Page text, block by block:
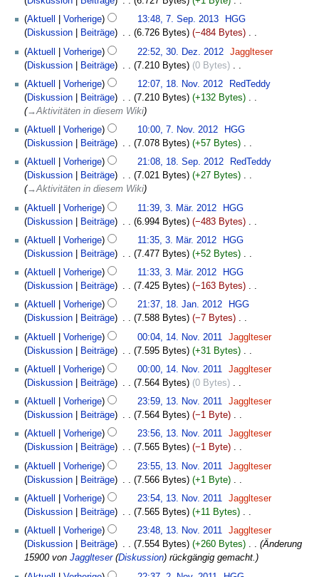
g
n
g
a
s
s
n
g
n
f
a
s
s
n
g
m
e
n
f
a
s
s
u
g
s
a
m
e
n
f
a
s
s
u
g
u
s
a
m
e
n
f
a
s
s
u
n
e
B
e
r
b
e
i
t
u
n
s
z
u
s
a
m
e
n
f
a
s
u
n
g
n
e
B
e
r
b
e
i
t
u
n
g
z
u
s
a
m
e
n
f
a
s
u
n
g
K
e
n
e
B
e
a
b
e
i
t
u
n
g
z
u
s
a
m
m
e
n
f
a
s
u
n
g
7.
September
Aktuell Vorherige 13:48, 7. Sep. 2013
HGG
Diskussion
Beiträge 6.726 Bytes −484 Bytes ‎
K
e
n
e
B
e
a
b
e
i
t
u
n
g
z
u
s
a
m
e
n
f
a
s
u
n
g
Dezember
2012
Aktuell Vorherige 22:52, 30. Dez. 2012
Jagglteser
Diskussion
Beiträge 7.210 Bytes 0 Bytes ‎
K
e
n
e
B
e
a
r
e
i
t
u
n
g
z
u
s
a
m
e
n
f
a
s
u
n
g
November
2012
Aktuell Vorherige 12:07, 18. Nov. 2012
RedTeddy
Diskussion
Beiträge 7.210 Bytes +132 Bytes ‎
→‎Aktivitäten in diesem Wiki
November
Aktuell Vorherige 10:00, 7. Nov. 2012
HGG
Diskussion
Beiträge 7.078 Bytes +57 Bytes ‎
K
e
n
e
B
e
a
b
e
i
t
u
n
s
z
u
s
a
m
m
e
n
f
a
s
u
n
18.
September
2012
Aktuell Vorherige 21:08, 18. Sep. 2012
RedTeddy
Diskussion
Beiträge 7.021 Bytes +27 Bytes ‎
→‎Aktivitäten in diesem Wiki
März
Aktuell Vorherige 11:39, 3. Mär. 2012
HGG
Diskussion
Beiträge 6.994 Bytes −483 Bytes ‎
K
e
n
e
B
e
r
b
e
i
t
u
g
s
z
u
a
m
m
e
n
f
Aktuell Vorherige 11:35, 3. Mär. 2012
HGG
Diskussion
Beiträge 7.477 Bytes +52 Bytes ‎
K
e
n
e
B
e
r
b
e
i
t
u
g
s
z
u
s
a
m
Aktuell Vorherige 11:33, 3. Mär. 2012
HGG
Diskussion
Beiträge 7.425 Bytes −163 Bytes ‎
K
e
n
e
B
e
r
b
e
i
t
u
g
s
z
u
s
18.
Januar
Aktuell Vorherige 21:37, 18. Jan. 2012
HGG
Diskussion
Beiträge 7.588 Bytes −7 Bytes ‎
K
e
n
e
B
e
r
b
e
i
t
u
g
s
z
November
Aktuell Vorherige 00:04, 14. Nov. 2011
Jagglteser
Diskussion
Beiträge 7.595 Bytes +31 Bytes ‎
K
e
n
e
B
e
r
b
e
i
t
u
n
Aktuell Vorherige 00:00, 14. Nov. 2011
Jagglteser
Diskussion
Beiträge 7.564 Bytes 0 Bytes ‎
K
e
n
e
B
e
r
b
e
i
t
u
13.
November
Aktuell Vorherige 23:59, 13. Nov. 2011
Jagglteser
Diskussion
Beiträge 7.564 Bytes −1 Byte ‎
K
e
n
e
B
e
r
b
e
Aktuell Vorherige 23:56, 13. Nov. 2011
Jagglteser
Diskussion
Beiträge 7.565 Bytes −1 Byte ‎
K
e
n
e
B
e
a
Aktuell Vorherige 23:55, 13. Nov. 2011
Jagglteser
Diskussion
Beiträge 7.566 Bytes +1 Byte ‎
K
e
n
e
B
e
Aktuell Vorherige 23:54, 13. Nov. 2011
Jagglteser
Diskussion
Beiträge 7.565 Bytes +11 Bytes ‎
K
e
Aktuell Vorherige 23:48, 13. Nov. 2011
Jagglteser
Diskussion
Beiträge 7.554 Bytes +260 Bytes ‎
Änderung
15900 von Jagglteser(Diskussion) rückgängig gemacht.